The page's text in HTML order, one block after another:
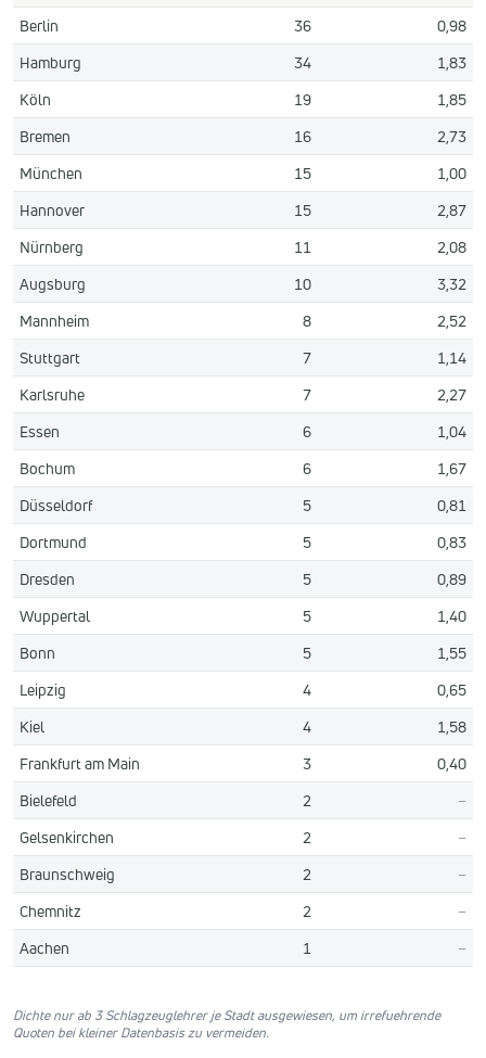
Berlin 36
0,98
Hamburg
34
1,83
Köln
19
1,85
Bremen
16
2,73
München
15
1,00
Hannover
15
2,87
Nürnberg
11
2,08
Augsburg
10
3,32
Mannheim
8
2,52
Stuttgart
7
1,14
Karlsruhe
7
2,27
Essen
6
1,04
Bochum
6
1,67
Düsseldorf
5
0,81
Dortmund
5
0,83
Dresden
5
0,89
Wuppertal
5
1,40
Bonn
5
1,55
Leipzig
4
0,65
Kiel
4
1,58
Frankfurt am Main
3
0,40
Bielefeld
2
–
Gelsenkirchen
2
–
Braunschweig
2
–
Chemnitz
2
–
Aachen
1 –
Dichte nur ab 3 Schlagzeuglehrer je Stadt ausgewiesen, um irrefuehrende
Quoten bei kleiner Datenbasis zu vermeiden.